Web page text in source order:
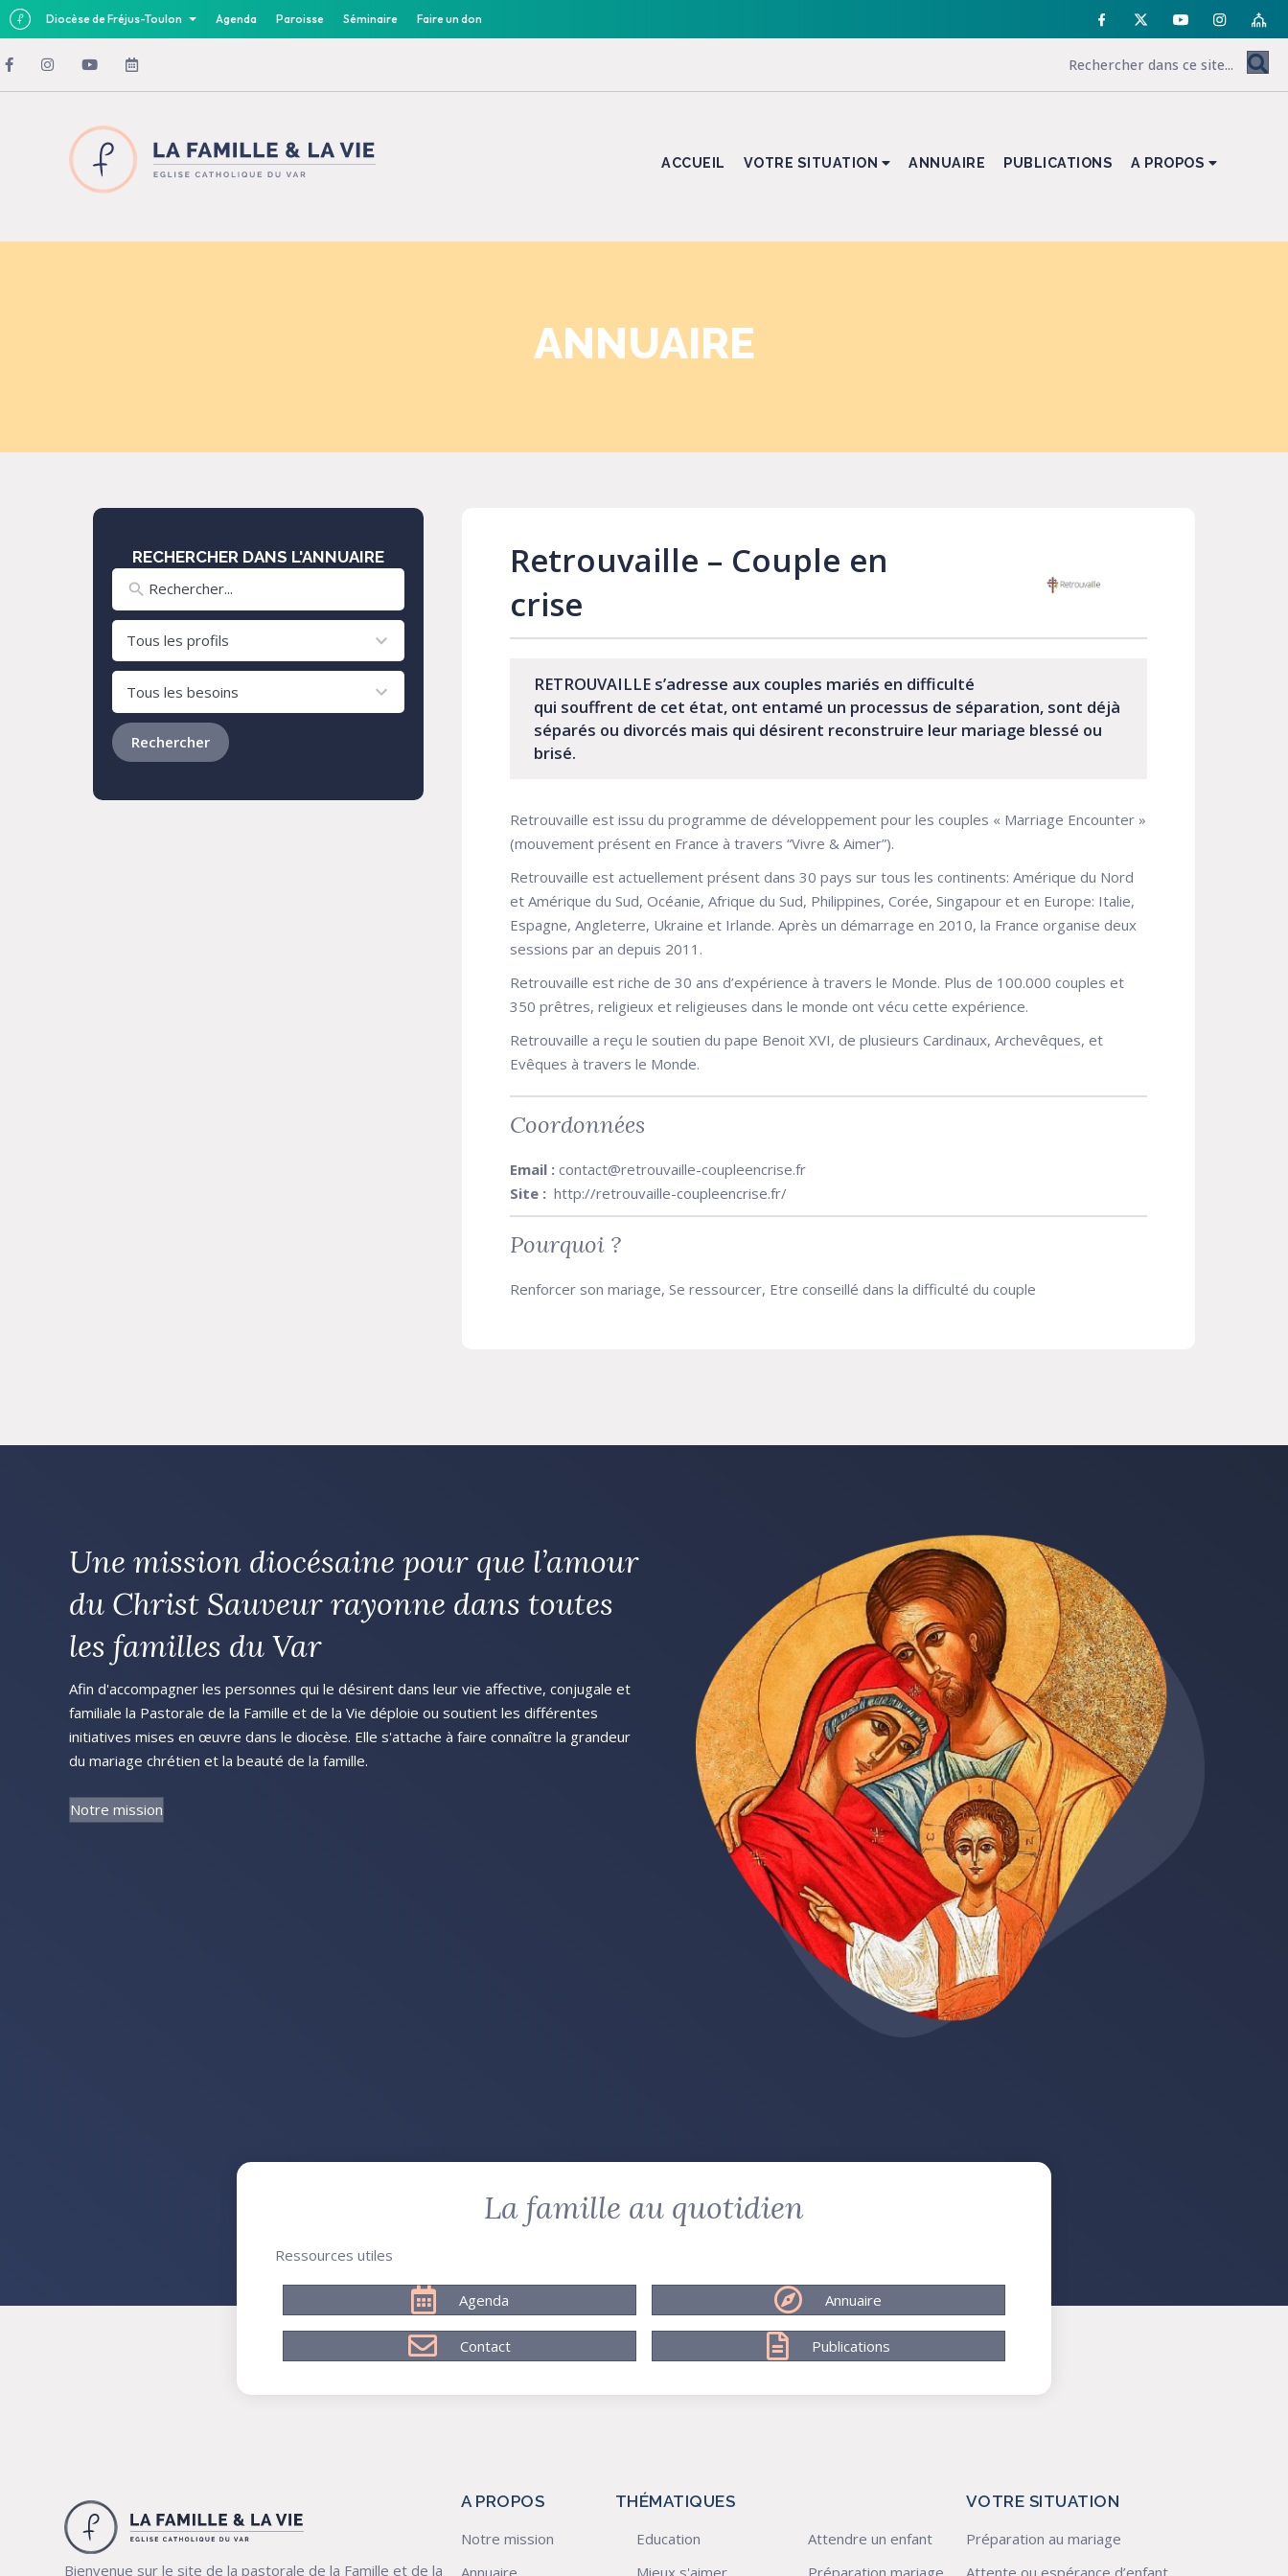
Diocèse de Fréjus-Toulon Agenda Paroisse Séminaire Faire un don
ACCUEIL VOTRE SITUATION ANNUAIRE PUBLICATIONS A PROPOS
ANNUAIRE
RECHERCHER DANS L'ANNUAIRE
results
available
results
available
Rechercher
Retrouvaille – Couple en
crise
RETROUVAILLE s’adresse aux couples mariés en difficulté
qui souffrent de cet état, ont entamé un processus de séparation, sont déjà
séparés ou divorcés mais qui désirent reconstruire leur mariage blessé ou
brisé.
Retrouvaille est issu du programme de développement pour les couples « Marriage Encounter »
(mouvement présent en France à travers “Vivre & Aimer”).
Retrouvaille est actuellement présent dans 30 pays sur tous les continents: Amérique du Nord
et Amérique du Sud, Océanie, Afrique du Sud, Philippines, Corée, Singapour et en Europe: Italie,
Espagne, Angleterre, Ukraine et Irlande. Après un démarrage en 2010, la France organise deux
sessions par an depuis 2011.
Retrouvaille est riche de 30 ans d’expérience à travers le Monde. Plus de 100.000 couples et
350 prêtres, religieux et religieuses dans le monde ont vécu cette expérience.
Retrouvaille a reçu le soutien du pape Benoit XVI, de plusieurs Cardinaux, Archevêques, et
Evêques à travers le Monde.
Coordonnées
Email : contact@retrouvaille-coupleencrise.fr
Site : http://retrouvaille-coupleencrise.fr/
Pourquoi ?
Renforcer son mariage, Se ressourcer, Etre conseillé dans la difficulté du couple
Une mission diocésaine pour que l’amour
du Christ Sauveur rayonne dans toutes
les familles du Var
Afin d'accompagner les personnes qui le désirent dans leur vie affective, conjugale et
familiale la Pastorale de la Famille et de la Vie déploie ou soutient les différentes
initiatives mises en œuvre dans le diocèse. Elle s'attache à faire connaître la grandeur
du mariage chrétien et la beauté de la famille.
Notre mission
La famille au quotidien
Ressources utiles
Agenda Annuaire
Contact Publications
Bienvenue sur le site de la pastorale de la Famille et de la
A PROPOS
Notre mission
THÉMATIQUES
Education
Attendre un enfant
VOTRE SITUATION
Préparation au mariage